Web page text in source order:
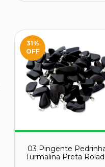
31%
OFF
03 Pingente
Turmalina Preta